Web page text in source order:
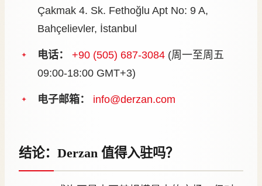
Çakmak 4. Sk. Fethoğlu Apt No: 9 A,
Bahçelievler, İstanbul
电话： +90 (505) 687-3084 (周一至周五
09:00-18:00 GMT+3)
电子邮箱： info@derzan.com
结论：Derzan 值得入驻吗？